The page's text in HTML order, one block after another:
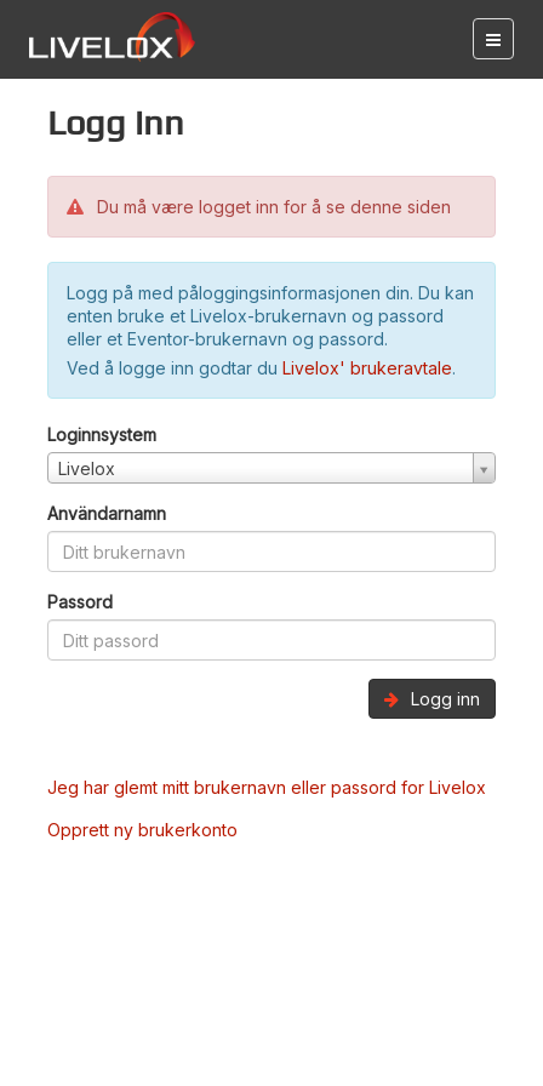
Logg inn
Du må være logget inn for å se denne siden
Logg på med påloggingsinformasjonen din. Du kan
enten bruke et Livelox-brukernavn og passord
eller et Eventor-brukernavn og passord.
Ved å logge inn godtar du Livelox' brukeravtale.
Loginnsystem
Livelox
Användarnamn
Passord
Logg inn
Jeg har glemt mitt brukernavn eller passord for Livelox
Opprett ny brukerkonto